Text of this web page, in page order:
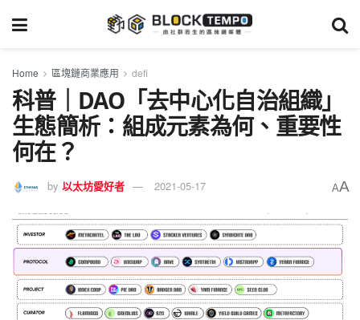
Home 區塊鏈商業應用 defi
科普｜DAO「去中心化自治組織」
生態簡析：組成元素為何、重要性
何在？
by 以太坊愛好者 2021-05-17 AA